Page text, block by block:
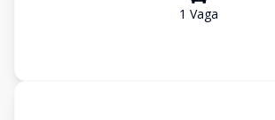
1 Vaga